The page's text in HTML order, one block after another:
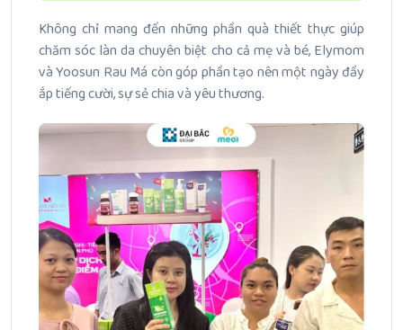
Không chỉ mang đến những phần quà thiết thực giúp
chăm sóc làn da chuyên biệt cho cả mẹ và bé, Elymom
và Yoosun Rau Má còn góp phần tạo nên một ngày đầy
ắp tiếng cười, sự sẻ chia và yêu thương.